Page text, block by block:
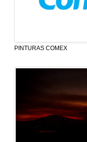
PINTURAS COMEX